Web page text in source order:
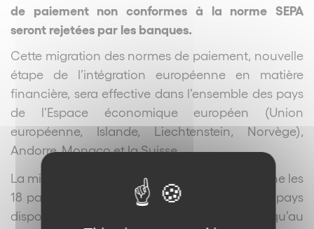
de paiement non conformes à la norme SEPA
seront rejetées par les banques.
Cette migration des normes de paiement, nouvelle
étape de l’intégration européenne en matière
financière, sera effective dans l’ensemble des pays
de l’Espace économique européen (Union
européenne, Islande, Liechtenstein, Norvège),
Andorre, Monaco et la Suisse.
La migration prévue au 1
février 2014 concerne les
18 pays dont la monnaie est l’euro, les autres pays
disposent d’un délai supplémentaire jusqu’au